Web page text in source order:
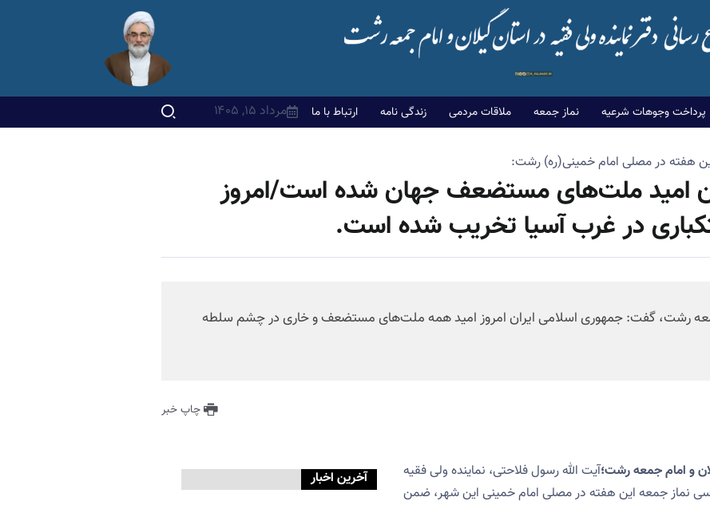
پرداخت وجوهات شرعیه نماز جمعه ملاقات مردمی زندگی نامه ارتباط با ما مرداد ۱۵, ۱۴۰۵
هفته در مصلی امام خمینی(ره) رشت:
امید ملت‌های مستضعف جهان شده است/امروز
در غرب آسیا تخریب شده است.
جمعه رشت، گفت: جمهوری اسلامی ایران امروز امید همه ملت‌های مستضعف و خاری در چشم سلطه
چاپ خبر
و امام جمعه رشت؛آیت الله رسول فلاحتی، نماینده ولی فقیه
نماز جمعه این هفته در مصلی امام خمینی این شهر، ضمن
آخرین اخبار